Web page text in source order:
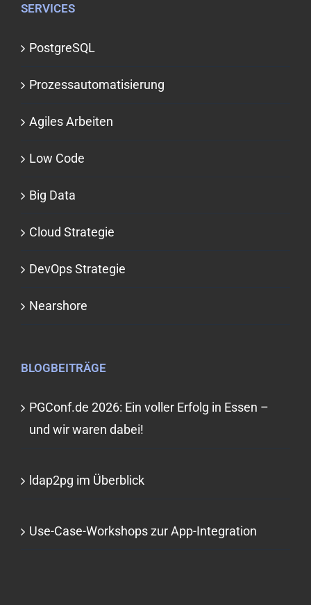
SERVICES
PostgreSQL
Prozessauto­matisierung
Agiles Arbeiten
Low Code
Big Data
Cloud Strategie
DevOps Strategie
Nearshore
BLOGBEITRÄGE
PGConf.de 2026: Ein voller Erfolg in Essen –
und wir waren dabei!
ldap2pg im Überblick
Use-Case-Workshops zur App-Integration